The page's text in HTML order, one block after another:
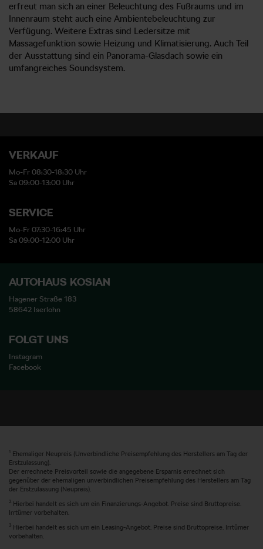
erfreut man sich an einer Beleuchtung des Fußraums und im
Innenraum steht auch eine Ambientebeleuchtung zur
Verfügung. Weitere Extras sind Ledersitze mit
Massagefunktion sowie Heizung und Klimatisierung. Auch Teil
der Ausstattung sind ein Panorama-Glasdach sowie ein
umfangreiches Soundsystem.
VERKAUF
Mo-Fr 08:30-18:30 Uhr
Sa 09:00-13:00 Uhr
SERVICE
Mo-Fr 07:30-16:45 Uhr
Sa 09:00-12:00 Uhr
AUTOHAUS KOSIAN
Hagener Straße 183
58642 Iserlohn
FOLGT UNS
Instagram
Facebook
1 Ehemaliger Neupreis (Unverbindliche Preisempfehlung des Herstellers am Tag der
Erstzulassung).
Der errechnete Preisvorteil sowie die angegebene Ersparnis errechnet sich
gegenüber der ehemaligen unverbindlichen Preisempfehlung des Herstellers am Tag
der Erstzulassung (Neupreis).
2 Hierbei handelt es sich um ein Finanzierungs-Angebot. Preise sind Bruttopreise.
Irrtümer vorbehalten.
3 Hierbei handelt es sich um ein Leasing-Angebot. Preise sind Bruttopreise. Irrtümer
vorbehalten.